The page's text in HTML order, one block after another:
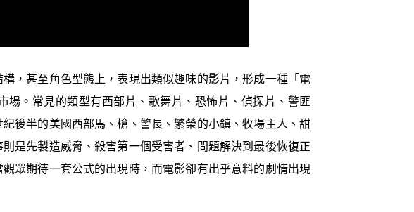
，甚至角色型態上，表現出類似趣味的影片，形成一種「電
場。常見的類型有西部片、歌舞片、恐怖片、偵探片、警匪
後半的美國西部馬、槍、警長、繁榮的小鎮、牧場主人、甜
是先製造威脅、殺害第一個受害者、問題解決到最後恢復正
眾期待一套公式的出現時，而電影卻有出乎意料的劇情出現